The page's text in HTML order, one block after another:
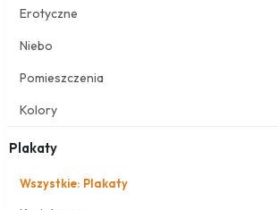
Erotyczne
Niebo
Pomieszczenia
Kolory
Plakaty
Wszystkie: Plakaty